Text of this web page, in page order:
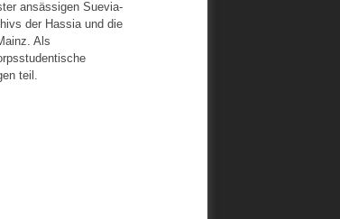
ansässigen Suevia-
der Hassia und die
Als
teil.